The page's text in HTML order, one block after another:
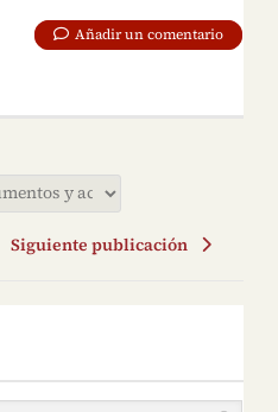
Añadir un comentario
Siguiente publicación